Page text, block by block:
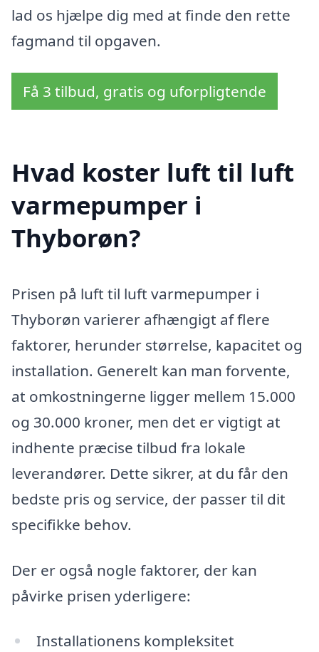
lad os hjælpe dig med at finde den rette
fagmand til opgaven.
Få 3 tilbud, gratis og uforpligtende
Hvad koster luft til luft
varmepumper i
Thyborøn?
Prisen på luft til luft varmepumper i
Thyborøn varierer afhængigt af flere
faktorer, herunder størrelse, kapacitet og
installation. Generelt kan man forvente,
at omkostningerne ligger mellem 15.000
og 30.000 kroner, men det er vigtigt at
indhente præcise tilbud fra lokale
leverandører. Dette sikrer, at du får den
bedste pris og service, der passer til dit
specifikke behov.
Der er også nogle faktorer, der kan
påvirke prisen yderligere:
Installationens kompleksitet